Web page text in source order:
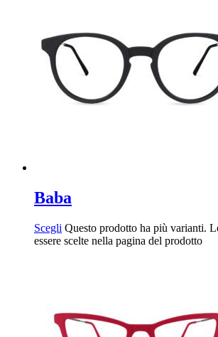
Baba
Scegli Questo prodotto ha più varianti.
essere scelte nella pagina del prodotto